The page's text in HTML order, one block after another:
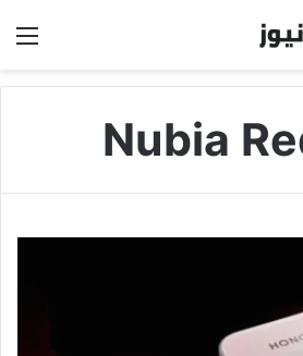
Nubia